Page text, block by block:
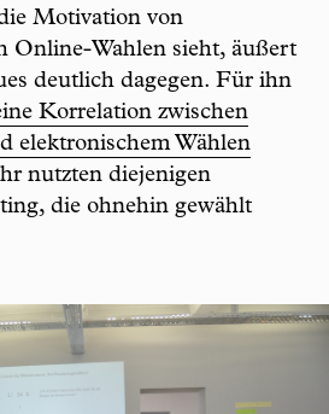
Motivation von
Online-Wahlen sieht, äußert
deutlich dagegen. Für ihn
Korrelation zwischen
elektronischem Wählen
nutzten diejenigen
die ohnehin gewählt